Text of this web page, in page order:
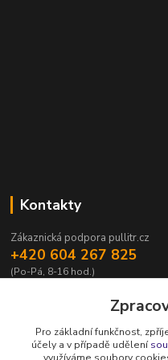
Kontakty
Zákaznická podpora pullitr.cz
+420 604 267 825
(Po-Pá, 8-16 hod.)
Pro základní funkčnost,
účely a v případě udělení